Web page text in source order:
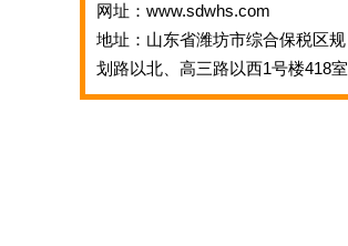
网址：www.sdwhs.com
地址：山东省潍坊市综合保税区规
划路以北、高三路以西1号楼418室